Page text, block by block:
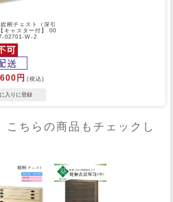
桐チェスト（深引
キャスター付】 00
02701-W-2
円 (税込)
こちらの商品もチェックし